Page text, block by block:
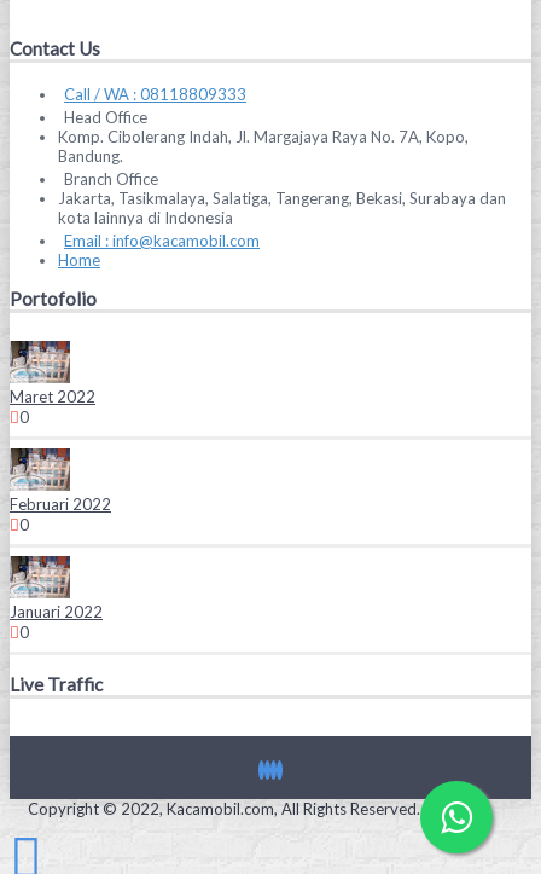
Contact Us
Call / WA : 08118809333
Head Office
Komp. Cibolerang Indah, Jl. Margajaya Raya No. 7A, Kopo,
Bandung.
Branch Office
Jakarta, Tasikmalaya, Salatiga, Tangerang, Bekasi, Surabaya dan
kota lainnya di Indonesia
Email : info@kacamobil.com
Home
Portofolio
Maret 2022
0
Februari 2022
0
Januari 2022
0
Live Traffic
Copyright © 2022, Kacamobil.com, All Rights Reserved.